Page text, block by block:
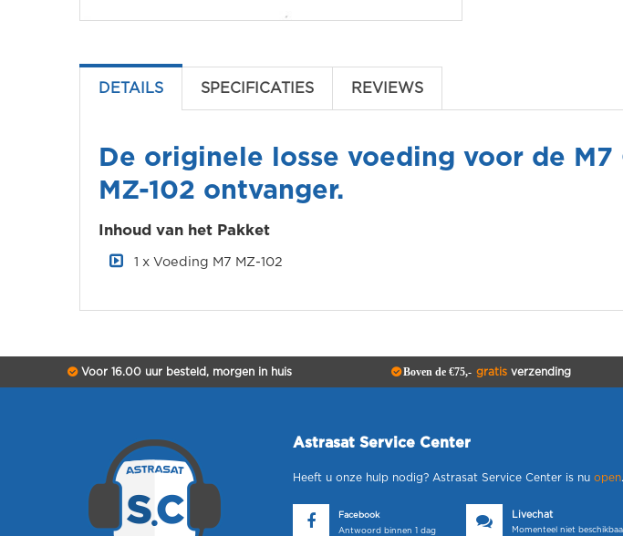
DETAILS SPECIFICATIES REVIEWS
De originele losse voeding voor de M7
MZ-102 ontvanger.
Inhoud van het Pakket
1 x Voeding M7 MZ-102
Voor 16.00 uur besteld, morgen in huis Boven de €75,- gratisverzending
Astrasat Service Center
Heeft u onze hulp nodig? Astrasat Service Center is nu open.
Facebook
Antwoord binnen 1 dag
Livechat
Momenteel niet